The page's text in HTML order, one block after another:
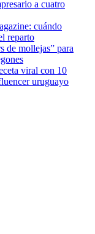
a cuatro
cuándo
reparto
de mollejas” para
viral con 10
uruguayo